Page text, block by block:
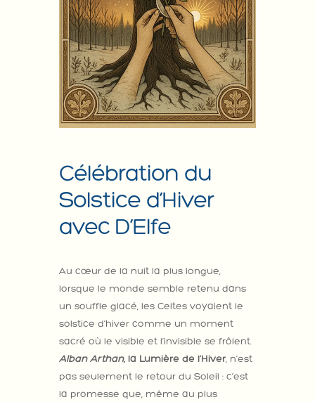
Célébration du
Solstice d’Hiver
avec D’Elfe
Au cœur de la nuit la plus longue,
lorsque le monde semble retenu dans
un souffle glacé, les Celtes voyaient le
solstice d’hiver comme un moment
sacré où le visible et l’invisible se frôlent.
Alban Arthan, la Lumière de l’Hiver, n’est
pas seulement le retour du Soleil : c’est
la promesse que, même au plus